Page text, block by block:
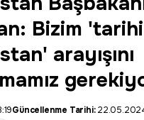
Bizim 'tarihi
arayışını
Güncellenme Tarihi: